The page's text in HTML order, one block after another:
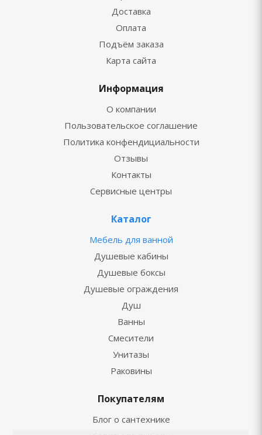
Доставка
Оплата
Подъём заказа
Карта сайта
Информация
О компании
Пользовательское соглашение
Политика конфендициальности
Отзывы
Контакты
Сервисные центры
Каталог
Мебель для ванной
Душевые кабины
Душевые боксы
Душевые ограждения
Душ
Ванны
Смесители
Унитазы
Раковины
Покупателям
Блог о сантехнике